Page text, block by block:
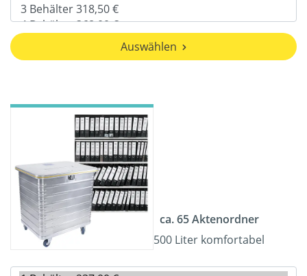
Auswählen
ca. 65 Aktenordner
500 Liter komfortabel